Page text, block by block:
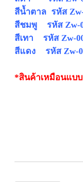
สีน้ำตาล รหัส
สีชมพู รหัส Zw-
สีเทา รหัส Zw-
สีแดง รหัส Zw-
*สินค้าเหมือนแบบ